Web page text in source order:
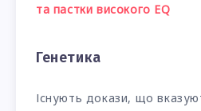
та пастки високого EQ
Генетика
Існують докази, що